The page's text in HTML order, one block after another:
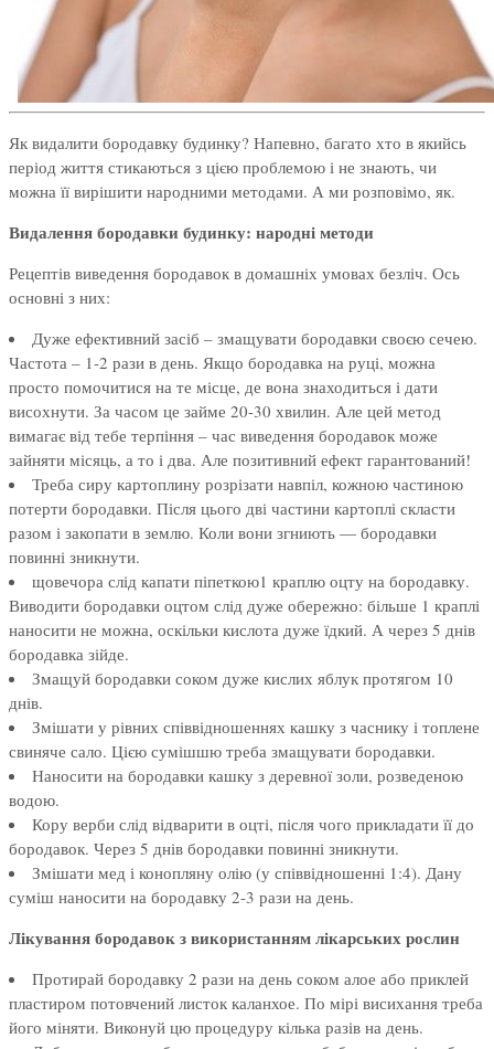
Як видалити бородавку будинку? Напевно, багато хто в якийсь
період життя стикаються з цією проблемою і не знають, чи
можна її вирішити народними методами. А ми розповімо, як.
Видалення бородавки будинку: народні методи
Рецептів виведення бородавок в домашніх умовах безліч. Ось
основні з них:
Дуже ефективний засіб – змащувати бородавки своєю сечею.
Частота – 1-2 рази в день. Якщо бородавка на руці, можна
просто помочитися на те місце, де вона знаходиться і дати
висохнути. За часом це займе 20-30 хвилин. Але цей метод
вимагає від тебе терпіння – час виведення бородавок може
зайняти місяць, а то і два. Але позитивний ефект гарантований!
Треба сиру картоплину розрізати навпіл, кожною частиною
потерти бородавки. Після цього дві частини картоплі скласти
разом і закопати в землю. Коли вони згниють — бородавки
повинні зникнути.
щовечора слід капати піпеткою1 краплю оцту на бородавку.
Виводити бородавки оцтом слід дуже обережно: більше 1 краплі
наносити не можна, оскільки кислота дуже їдкий. А через 5 днів
бородавка зійде.
Змащуй бородавки соком дуже кислих яблук протягом 10
днів.
Змішати у рівних співвідношеннях кашку з часнику і топлене
свиняче сало. Цією сумішшю треба змащувати бородавки.
Наносити на бородавки кашку з деревної золи, розведеною
водою.
Кору верби слід відварити в оцті, після чого прикладати її до
бородавок. Через 5 днів бородавки повинні зникнути.
Змішати мед і конопляну олію (у співвідношенні 1:4). Дану
суміш наносити на бородавку 2-3 рази на день.
Лікування бородавок з використанням лікарських рослин
Протирай бородавку 2 рази на день соком алое або приклей
пластиром потовчений листок каланхое. По мірі висихання треба
його міняти. Виконуй цю процедуру кілька разів на день.